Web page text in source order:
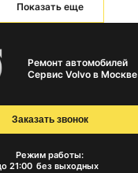
Показать еще
Ремонт автомобилей
Сервис Volvo в Москве
Режим работы:
21:00 без выходных
Заказать звонок